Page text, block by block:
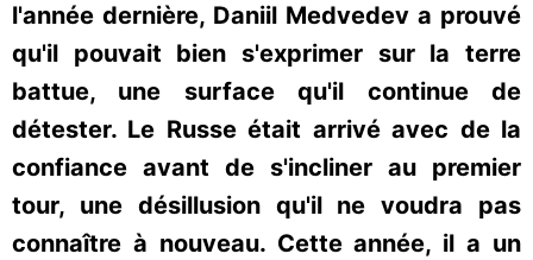
l'année dernière, Daniil Medvedev a prouvé
qu'il pouvait bien s'exprimer sur la terre
battue, une surface qu'il continue de
détester. Le Russe était arrivé avec de la
confiance avant de s'incliner au premier
tour, une désillusion qu'il ne voudra pas
connaître à nouveau. Cette année, il a un